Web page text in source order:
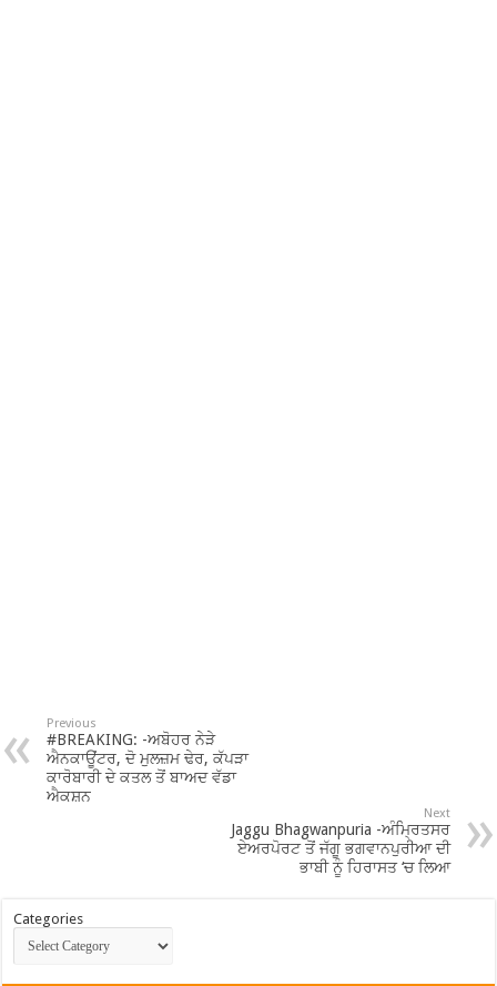
Previous
#BREAKING: -ਅਬੋਹਰ ਨੇੜੇ
ਐਨਕਾਊਂਟਰ, ਦੋ ਮੁਲਜ਼ਮ ਢੇਰ, ਕੱਪੜਾ
ਕਾਰੋਬਾਰੀ ਦੇ ਕਤਲ ਤੋਂ ਬਾਅਦ ਵੱਡਾ
ਐਕਸ਼ਨ
Next
Jaggu Bhagwanpuria -ਅੰਮ੍ਰਿਤਸਰ
ਏਅਰਪੋਰਟ ਤੋਂ ਜੱਗੂ ਭਗਵਾਨਪੁਰੀਆ ਦੀ
ਭਾਬੀ ਨੂੰ ਹਿਰਾਸਤ ‘ਚ ਲਿਆ
Categories